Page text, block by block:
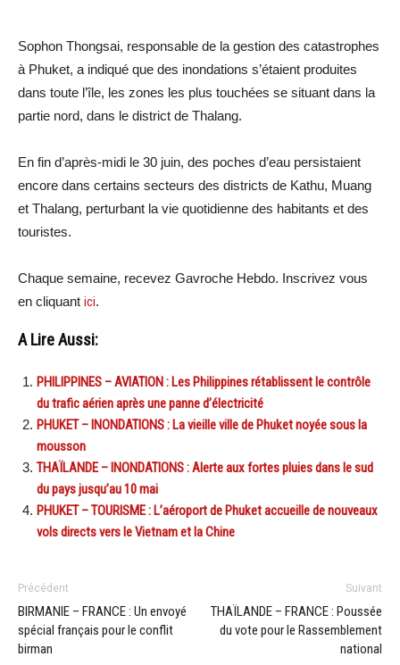
Sophon Thongsai, responsable de la gestion des catastrophes
à Phuket, a indiqué que des inondations s’étaient produites
dans toute l’île, les zones les plus touchées se situant dans la
partie nord, dans le district de Thalang.
En fin d’après-midi le 30 juin, des poches d’eau persistaient
encore dans certains secteurs des districts de Kathu, Muang
et Thalang, perturbant la vie quotidienne des habitants et des
touristes.
Chaque semaine, recevez Gavroche Hebdo. Inscrivez vous
en cliquant ici.
A Lire Aussi:
PHILIPPINES – AVIATION : Les Philippines rétablissent le contrôle
du trafic aérien après une panne d’électricité
PHUKET – INONDATIONS : La vieille ville de Phuket noyée sous la
mousson
THAÏLANDE – INONDATIONS : Alerte aux fortes pluies dans le sud
du pays jusqu’au 10 mai
PHUKET – TOURISME : L’aéroport de Phuket accueille de nouveaux
vols directs vers le Vietnam et la Chine
Précédent
BIRMANIE – FRANCE : Un envoyé
spécial français pour le conflit
birman
Suivant
THAÏLANDE – FRANCE : Poussée
du vote pour le Rassemblement
national